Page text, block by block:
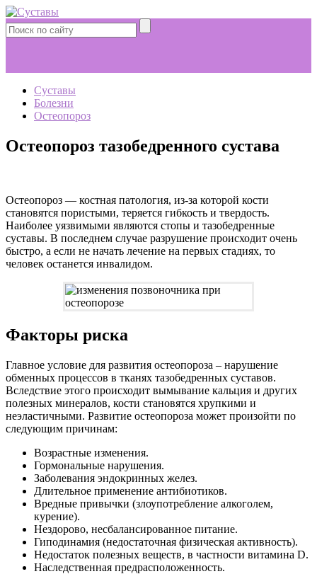
Суставы
Болезни
Остеопороз
Остеопороз тазобедренного сустава
Остеопороз — костная патология, из-за которой кости
становятся пористыми, теряется гибкость и твердость.
Наиболее уязвимыми являются стопы и тазобедренные
суставы. В последнем случае разрушение происходит очень
быстро, а если не начать лечение на первых стадиях, то
человек останется инвалидом.
Факторы риска
Главное условие для развития остеопороза – нарушение
обменных процессов в тканях тазобедренных суставов.
Вследствие этого происходит вымывание кальция и других
полезных минералов, кости становятся хрупкими и
неэластичными. Развитие остеопороза может произойти по
следующим причинам:
Возрастные изменения.
Гормональные нарушения.
Заболевания эндокринных желез.
Длительное применение антибиотиков.
Вредные привычки (злоупотребление алкоголем,
курение).
Нездорово, несбалансированное питание.
Гиподинамия (недостаточная физическая активность).
Недостаток полезных веществ, в частности витамина D.
Наследственная предрасположенность.